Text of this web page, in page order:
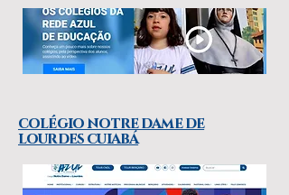
colégio notre dame de
lourdes cuiabá